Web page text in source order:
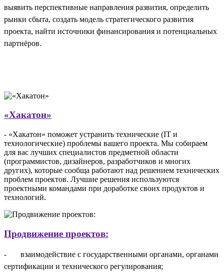
выявить перспективные направления развития, определить
рынки сбыта, создать модель стратегического развития
проекта, найти источники финансирования и потенциальных
партнёров.
«Хакатон»
- «Хакатон» поможет устранить технические (IT и
технологические) проблемы вашего проекта. Мы собираем
для вас лучших специалистов предметной области
(программистов, дизайнеров, разработчиков и многих
других), которые сообща работают над решением технических
проблем проектов. Лучшие решения используются
проектными командами при доработке своих продуктов и
технологий.
Продвижение проектов:
- взаимодействие с государственными органами, органами
сертификации и технического регулирования;